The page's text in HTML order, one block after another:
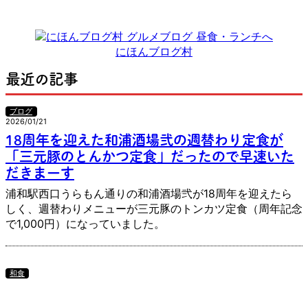
にほんブログ村
最近の記事
ブログ
2026/01/21
18周年を迎えた和浦酒場弐の週替わり定食が
「三元豚のとんかつ定食」だったので早速いた
だきまーす
浦和駅西口うらもん通りの和浦酒場弐が18周年を迎えたら
しく、週替わりメニューが三元豚のトンカツ定食（周年記念
で1,000円）になっていました。
和食